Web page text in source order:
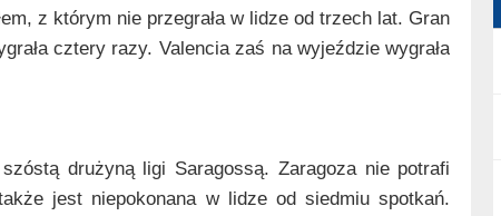
z którym nie przegrała w lidze od trzech lat. Gran
cztery razy. Valencia zaś na wyjeździe wygrała
drużyną ligi Saragossą. Zaragoza nie potrafi
jest niepokonana w lidze od siedmiu spotkań.